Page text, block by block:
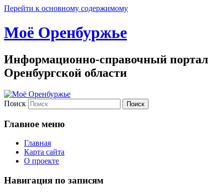
Перейти к основному содержимому
Моё Оренбуржье
Информационно-справочный портал
Оренбургской области
Поиск
Главное меню
Главная
Карта сайта
О проекте
Навигация по записям